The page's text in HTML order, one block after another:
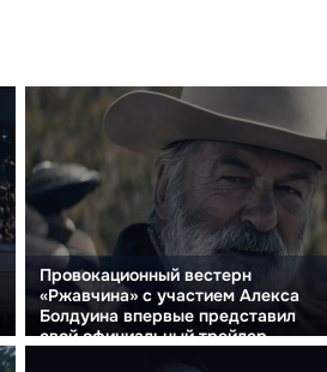
Провокационный вестерн
«Ржавчина» с участием Алекса
Болдуина впервые представил
свой официальный трейлер